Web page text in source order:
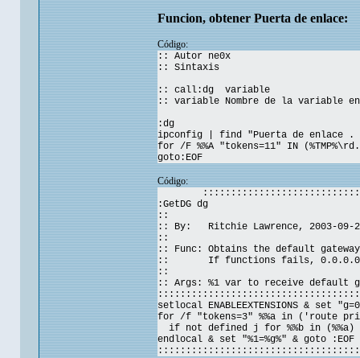
Funcion, obtener Puerta de enlace:
Código:
:: Autor ne0x
:: Sintaxis
:: call:dg variable
:: variable Nombre de la variable
:dg
ipconfig | find "Puerta de enlace .
for /F %%A "tokens=11" IN
goto:EOF
Código:
:GetDG dg
::
:: By: Ritchie Lawrence, 2003-09-
::
:: Func: Obtains the default
:: If functions fails, 0.0.0.0
::
:: Args: %1 var to receive default
setlocal ENABLEEXTENSIONS & set
for /f "tokens=3" %%a in ('route
if not defined j for %%b in (%%a)
endlocal & set "%1=%g%" & goto :EOF